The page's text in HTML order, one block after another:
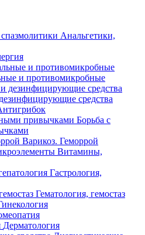
Анальгетики,
и противомикробные
средства
Борьба с
Варикоз. Геморрой
Витамины,
Гастрология,
Гематология, гемостаз
Дерматология